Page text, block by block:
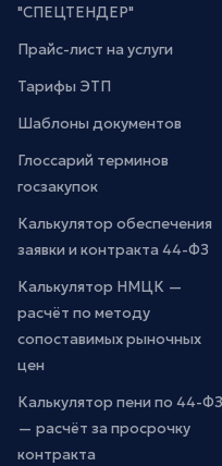
"СПЕЦТЕНДЕР"
Прайс-лист на услуги
Тарифы ЭТП
Шаблоны документов
Глоссарий терминов
госзакупок
Калькулятор обеспечения
заявки и контракта 44-ФЗ
Калькулятор НМЦК —
расчёт по методу
сопоставимых рыночных
цен
Калькулятор пени по 44-ФЗ
— расчёт за просрочку
контракта